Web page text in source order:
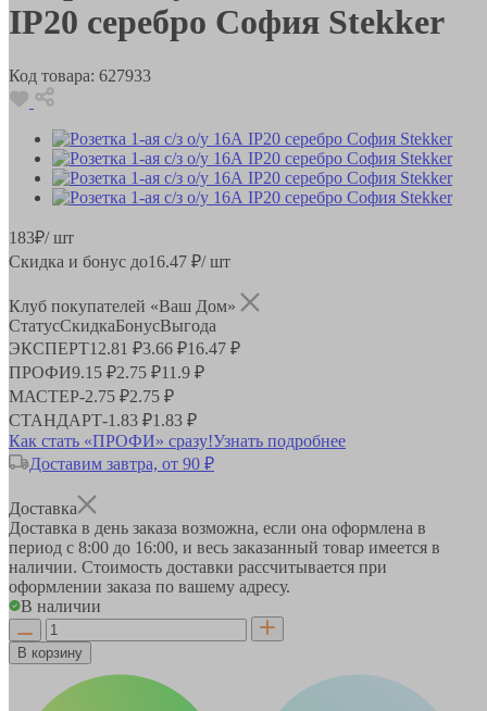
IP20 серебро София Stekker
Код товара: 627933
183₽/ шт
Скидка и бонус до16.47 ₽/ шт
Клуб покупателей «Ваш Дом»
СтатусСкидкаБонусВыгода
ЭКСПЕРТ12.81 ₽3.66 ₽16.47 ₽
ПРОФИ9.15 ₽2.75 ₽11.9 ₽
МАСТЕР-2.75 ₽2.75 ₽
СТАНДАРТ-1.83 ₽1.83 ₽
Как стать «ПРОФИ» сразу!Узнать подробнее
Доставим завтра, от 90 ₽
Доставка
Доставка в день заказа возможна, если она оформлена в
период с 8:00 до 16:00, и весь заказанный товар имеется в
наличии. Стоимость доставки рассчитывается при
оформлении заказа по вашему адресу.
В наличии
В корзину